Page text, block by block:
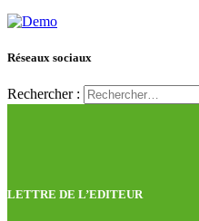
Réseaux sociaux
Rechercher :
LETTRE DE L’EDITEUR